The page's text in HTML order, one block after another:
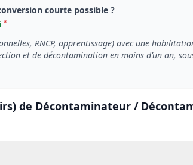
courte possible ?
*
RNCP, apprentissage) avec une
et de décontamination en moins d’un an,
de Décontaminateur /